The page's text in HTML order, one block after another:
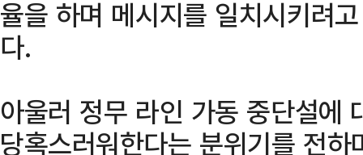
율을 하며 메시지를 일치시키려
다.
아울러 정무 라인 가동 중단설에
당혹스러워한다는 분위기를 전